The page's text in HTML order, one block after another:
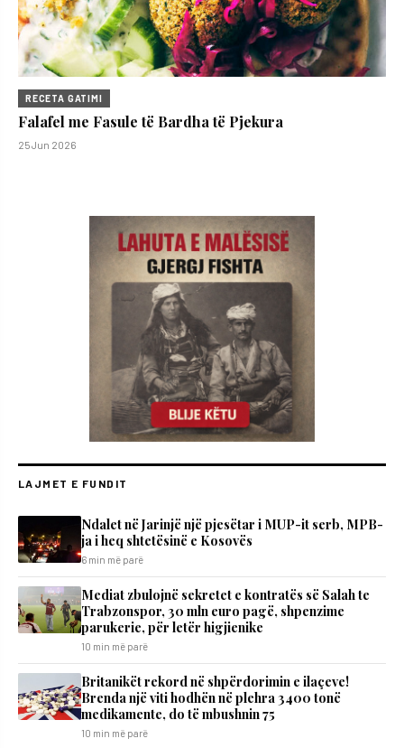
RECETA GATIMI
Falafel me Fasule të Bardha të Pjekura
25 Jun 2026
LAJMET E FUNDIT
Ndalet në Jarinjë një pjesëtar i MUP-it serb, MPB-
ja i heq shtetësinë e Kosovës
6 min më parë
Mediat zbulojnë sekretet e kontratës së Salah te
Trabzonspor, 30 mln euro pagë, shpenzime
parukerie, për letër higjienike
10 min më parë
Britanikët rekord në shpërdorimin e ilaçeve!
Brenda një viti hodhën në plehra 3400 tonë
medikamente, do të mbushnin 75
10 min më parë